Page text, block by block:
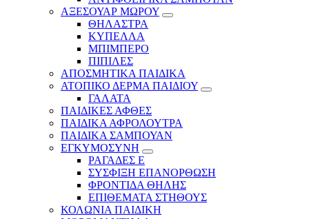
ΑΞΕΣΟΥΑΡ ΜΩΡΟΥ
ΘΗΛΑΣΤΡΑ
ΚΥΠΕΛΛΑ
ΜΠΙΜΠΕΡΟ
ΠΙΠΙΛΕΣ
ΑΠΟΣΜΗΤΙΚΑ ΠΑΙΔΙΚΑ
ΑΤΟΠΙΚΟ ΔΕΡΜΑ ΠΑΙΔΙΟΥ
ΓΑΛΑΤΑ
ΠΑΙΔΙΚΕΣ ΑΦΘΕΣ
ΠΑΙΔΙΚΑ ΑΦΡΟΛΟΥΤΡΑ
ΠΑΙΔΙΚΑ ΣΑΜΠΟΥΑΝ
ΕΓΚΥΜΟΣΥΝΗ
ΡΑΓΑΔΕΣ Ε
ΣΥΣΦΙΞΗ ΕΠΑΝΟΡΘΩΣΗ
ΦΡΟΝΤΙΔΑ ΘΗΛΗΣ
ΕΠΙΘΕΜΑΤΑ ΣΤΗΘΟΥΣ
ΚΟΛΩΝΙΑ ΠΑΙΔΙΚΗ